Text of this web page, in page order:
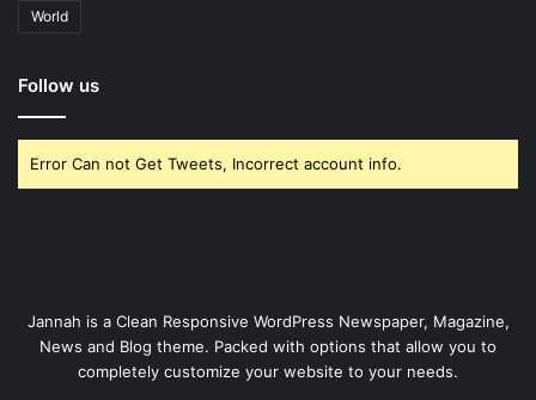
World
Follow us
Error Can not Get Tweets, Incorrect account info.
Jannah is a Clean Responsive WordPress Newspaper, Magazine,
News and Blog theme. Packed with options that allow you to
completely customize your website to your needs.